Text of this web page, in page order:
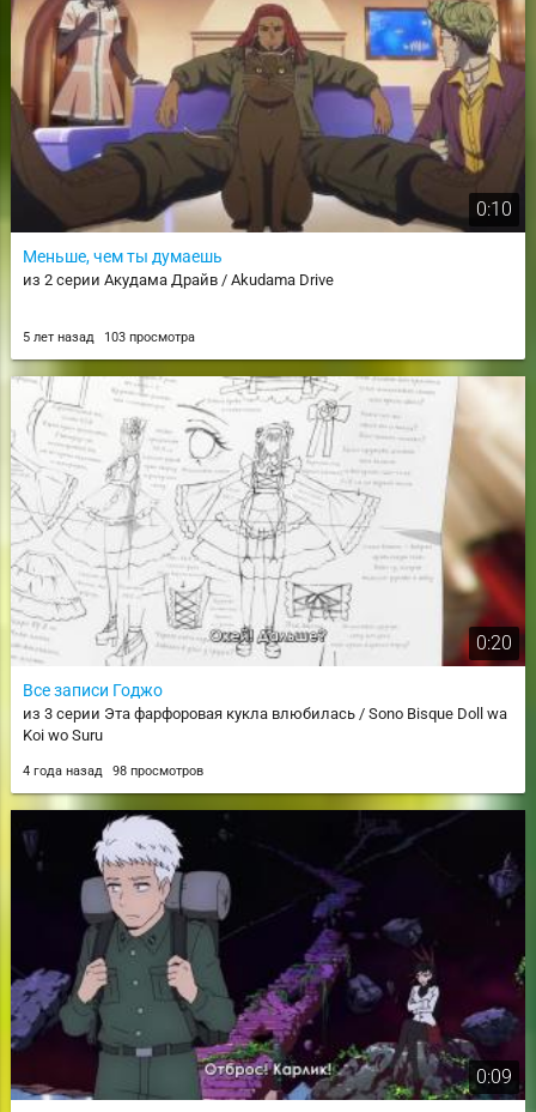
0:10
Меньше, чем ты думаешь
из 2 серии Акудама Драйв / Akudama Drive
5 лет назад 103 просмотра
0:20
Все записи Годжо
из 3 серии Эта фарфоровая кукла влюбилась / Sono Bisque Doll wa
Koi wo Suru
4 года назад 98 просмотров
0:09